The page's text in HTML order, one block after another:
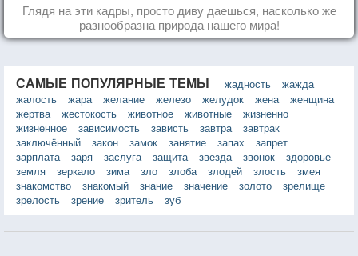
Глядя на эти кадры, просто диву даешься, насколько же
разнообразна природа нашего мира!
САМЫЕ ПОПУЛЯРНЫЕ ТЕМЫ жадность
жажда
жалость
жара желание железо желудок жена
женщина
жертва
жестокость животное животные
жизненно
жизненное
зависимость зависть завтра
завтрак
заключённый
закон замок занятие запах
запрет
зарплата
заря заслуга защита звезда звонок
здоровье
земля
зеркало зима зло злоба злодей злость
змея
знакомство
знакомый знание значение золото
зрелище
зрелость
зрение зритель зуб